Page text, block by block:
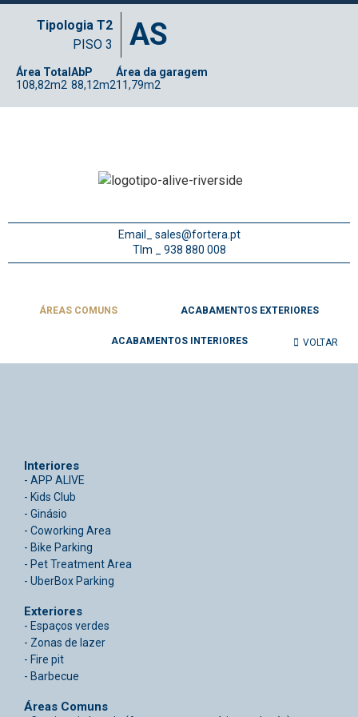
Tipologia T2
PISO 3
AS
Área Total
108,82m2
AbP
88,12m2
Área da garagem
11,79m2
Email_ sales@fortera.pt
Tlm _ 938 880 008
VOLTAR
ÁREAS COMUNS ACABAMENTOS EXTERIORES
ACABAMENTOS INTERIORES
Interiores
- APP ALIVE
- Kids Club
- Ginásio
- Coworking Area
- Bike Parking
- Pet Treatment Area
- UberBox Parking
Exteriores
- Espaços verdes
- Zonas de lazer
- Fire pit
- Barbecue
Áreas Comuns